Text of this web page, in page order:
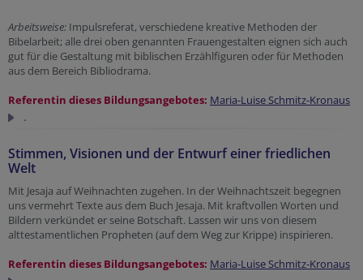
Arbeitsweise: Impulsreferat, verschiedene kreative Methoden der
Bibelarbeit; alle drei oben genannten Frauengestalten eignen sich auch
gut für die Gestaltung mit biblischen Erzählfiguren oder für Methoden
aus dem Bereich Bibliodrama.
Referentin dieses Bildungsangebotes: Maria-Luise Schmitz-Kronaus
.
Stimmen, Visionen und der Entwurf einer friedlichen
Welt
Mit Jesaja auf Weihnachten zugehen. In der Weihnachtszeit begegnen
uns vermehrt Texte aus dem Buch Jesaja. Mit kraftvollen Worten und
Bildern verkündet er seine Botschaft. Lassen wir uns von diesem
alttestamentlichen Propheten (auf dem Weg zur Krippe) inspirieren.
Referentin dieses Bildungsangebotes: Maria-Luise Schmitz-Kronaus